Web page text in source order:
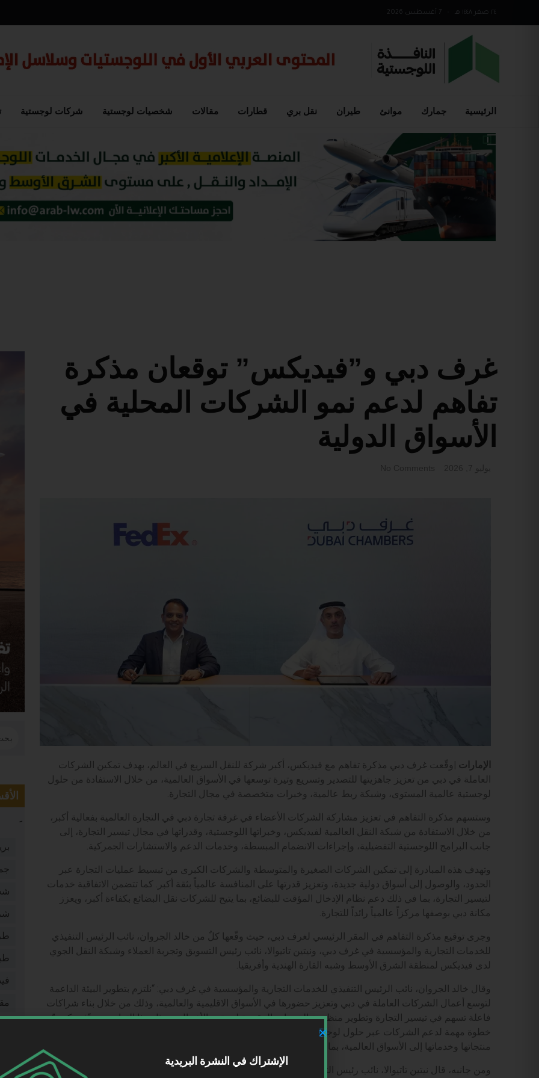
٢٤ صفر ١٤٤٨ هـ 7 أغسطس 2026
الرئيسية جمارك موانئ طيران نقل بري قطارات مقالات شخصيات لوجستية شركات لوجستية
غرف دبي و”فيديكس” توقعان مذكرة
تفاهم لدعم نمو الشركات المحلية في
الأسواق الدولية
الإمارات | وقّعت غرف دبي مذكرة تفاهم مع فيديكس، أكبر شركة للنقل السريع في العالم، بهدف تمكين الشركات
العاملة في دبي من تعزيز جاهزيتها للتصدير وتسريع وتيرة توسعها في الأسواق العالمية، من خلال الاستفادة من حلول
لوجستية عالمية المستوى، وشبكة ربط عالمية، وخبرات متخصصة في مجال التجارة.
وستسهم مذكرة التفاهم في تعزيز مشاركة الشركات الأعضاء في غرفة تجارة دبي في التجارة العالمية بفعالية أكبر،
من خلال الاستفادة من شبكة النقل العالمية لفيديكس، وخبراتها اللوجستية، وقدراتها في مجال تيسير التجارة، إلى
جانب البرامج اللوجستية التفضيلية، وإجراءات الانضمام المبسطة، وخدمات الدعم والاستشارات الجمركية.
وتهدف هذه المبادرة إلى تمكين الشركات الصغيرة والمتوسطة والشركات الكبرى من تبسيط عمليات التجارة عبر
الحدود، والوصول إلى أسواق دولية جديدة، وتعزيز قدرتها على المنافسة عالمياً بثقة أكبر. كما تتضمن الاتفاقية خدمات
لتيسير التجارة، بما في ذلك دعم نظام الإدخال المؤقت للبضائع، بما يتيح للشركات نقل البضائع بكفاءة أكبر، ويعزز
مكانة دبي بوصفها مركزاً عالمياً رائداً للتجارة.
وجرى توقيع مذكرة التفاهم في المقر الرئيسي لغرف دبي، حيث وقّعها كلٌ من خالد الجروان، نائب الرئيس التنفيذي
للخدمات التجارية والمؤسسية في غرف دبي، ونيتين تاتيوالا، نائب رئيس التسويق وتجربة العملاء وشبكة النقل الجوي
لدى فيديكس لمنطقة الشرق الأوسط وشبه القارة الهندية وأفريقيا.
وقال خالد الجروان، نائب الرئيس التنفيذي للخدمات التجارية والمؤسسية في غرف دبي: “نلتزم بتطوير البيئة الداعمة
لتوسع أعمال الشركات العاملة في دبي وتعزيز حضورها في الأسواق الاقليمية والعالمية، وذلك من خلال بناء شراكات
فاعلة تسهم في تيسير التجارة وتطوير منظومة الخدمات المقدمة لمجتمع الأعمال. ويمثل هذا التعاون مع “فيديكس”
خطوة مهمة لدعم الشركات عبر حلول لوجستية متقدمة وخدمات تسهم في رفع جاهزيتها للتصدير وتسريع وصول
منتجاتها وخدماتها إلى الأسواق العالمية، بما يدعم النمو المستدام لحركة التجارة الخارجية لإمارة دبي.”
ومن جانبه، قال نيتين تاتيوالا، نائب رئيس التسويق وتجربة العملاء وشبكة النقل الجوي في فيديكس لمنطقة الشرق
الإشتراك في النشرة البريدية